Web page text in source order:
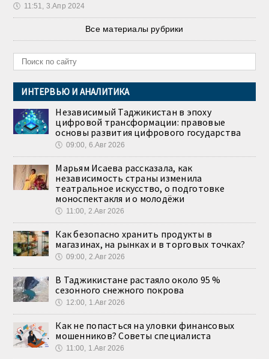
🕔 11:51, 3.Апр 2024
Все материалы рубрики
ИНТЕРВЬЮ И АНАЛИТИКА
Независимый Таджикистан в эпоху
цифровой трансформации: правовые
основы развития цифрового государства
🕔 09:00, 6.Авг 2026
Марьям Исаева рассказала, как
независимость страны изменила
театральное искусство, о подготовке
моноспектакля и о молодёжи
🕔 11:00, 2.Авг 2026
Как безопасно хранить продукты в
магазинах, на рынках и в торговых точках?
🕔 09:00, 2.Авг 2026
В Таджикистане растаяло около 95 %
сезонного снежного покрова
🕔 12:00, 1.Авг 2026
Как не попасться на уловки финансовых
мошенников? Советы специалиста
🕔 11:00, 1.Авг 2026